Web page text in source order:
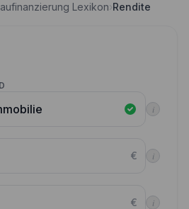
Lexikon›Rendite
i
€ i
€ i